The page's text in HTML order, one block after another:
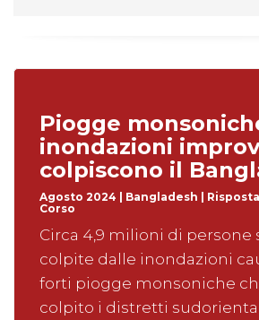
Piogge
inondazioni
colpiscono il
Agosto 2024 | Bangladesh |
Corso
Circa 4,9 milioni di persone
colpite dalle inondazioni
forti piogge monsoniche
colpito i distretti